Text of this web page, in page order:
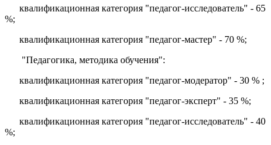
квалификационная категория "педагог-исследователь" - 65
%;
квалификационная категория "педагог-мастер" - 70 %;
"Педагогика, методика обучения":
квалификационная категория "педагог-модератор" - 30 % ;
квалификационная категория "педагог-эксперт" - 35 %;
квалификационная категория "педагог-исследователь" - 40
%;